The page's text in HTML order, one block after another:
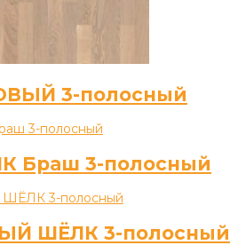
3-полосный
Браш 3-полосный
ШЁЛК 3-полосный